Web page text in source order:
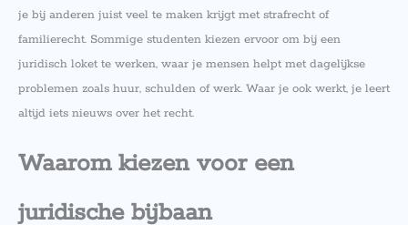
je bij anderen juist veel te maken krijgt met strafrecht of
familierecht. Sommige studenten kiezen ervoor om bij een
juridisch loket te werken, waar je mensen helpt met dagelijkse
problemen zoals huur, schulden of werk. Waar je ook werkt, je leert
altijd iets nieuws over het recht.
Waarom kiezen voor een
juridische bijbaan